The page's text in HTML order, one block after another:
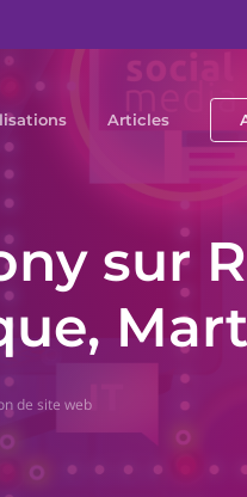
Articles
sur
de site web